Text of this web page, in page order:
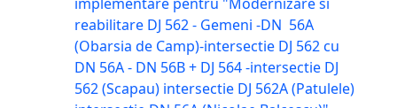
implementare pentru "Modernizare si
reabilitare DJ 562 - Gemeni -DN 56A
(Obarsia de Camp)-intersectie DJ 562 cu
DN 56A - DN 56B + DJ 564 -intersectie DJ
562 (Scapau) intersectie DJ 562A (Patulele)